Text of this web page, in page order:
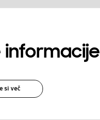
informacije
si več